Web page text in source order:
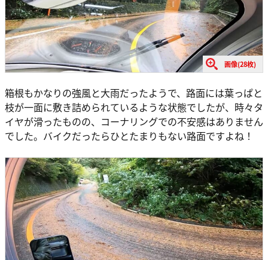
画像(28枚)
箱根もかなりの強風と大雨だったようで、路面には葉っぱと
枝が一面に敷き詰められているような状態でしたが、時々タ
イヤが滑ったものの、コーナリングでの不安感はありません
でした。バイクだったらひとたまりもない路面ですよね！